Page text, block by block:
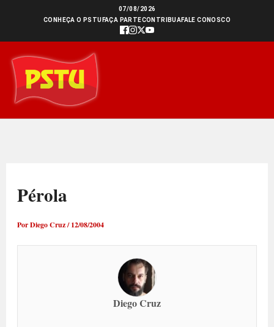
conteúdo
07/08/2026
CONHEÇA O PSTU FAÇA PARTECONTRIBUAFALE CONOSCO
Pérola
PorDiego Cruz/12/08/2004
Diego Cruz